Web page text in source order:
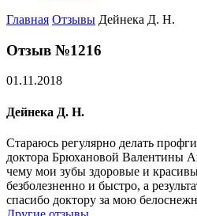
Главная Отзывы Дейнека Д. Н.
Отзыв №1216
01.11.2018
Дейнека Д. Н.
Стараюсь регулярно делать
доктора Брюхановой Валентины
чему мои зубы здоровые и
безболезненно и быстро, а
спасибо доктору за мою